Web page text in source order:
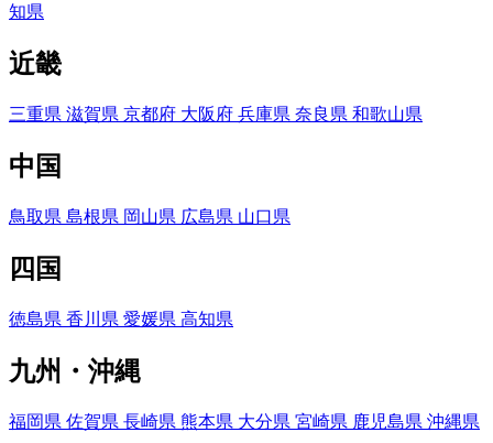
知県
近畿
三重県 滋賀県 京都府 大阪府 兵庫県 奈良県 和歌山県
中国
鳥取県 島根県 岡山県 広島県 山口県
四国
徳島県 香川県 愛媛県 高知県
九州・沖縄
福岡県 佐賀県 長崎県 熊本県 大分県 宮崎県 鹿児島県 沖縄県